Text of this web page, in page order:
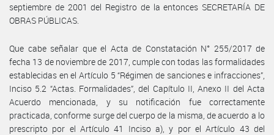
septiembre de 2001 del Registro de la entonces SECRETARÍA DE
OBRAS PÚBLICAS.
Que cabe señalar que el Acta de Constatación N° 255/2017 de
fecha 13 de noviembre de 2017, cumple con todas las formalidades
establecidas en el Artículo 5 “Régimen de sanciones e infracciones”,
Inciso 5.2 “Actas. Formalidades”, del Capítulo II, Anexo II del Acta
Acuerdo mencionada, y su notificación fue correctamente
practicada, conforme surge del cuerpo de la misma, de acuerdo a lo
prescripto por el Artículo 41 Inciso a), y por el Artículo 43 del